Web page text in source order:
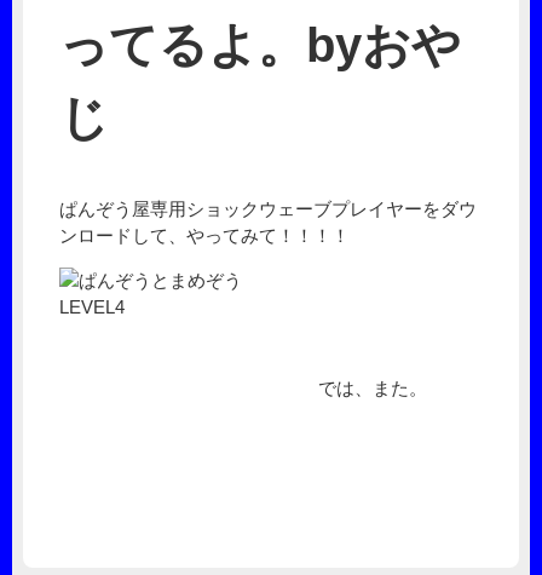
ってるよ。byおや
じ
ぱんぞう屋専用ショックウェーブプレイヤーをダウ
ンロードして、やってみて！！！！
では、また。